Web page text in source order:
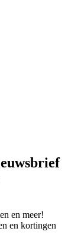
en meer!
en kortingen